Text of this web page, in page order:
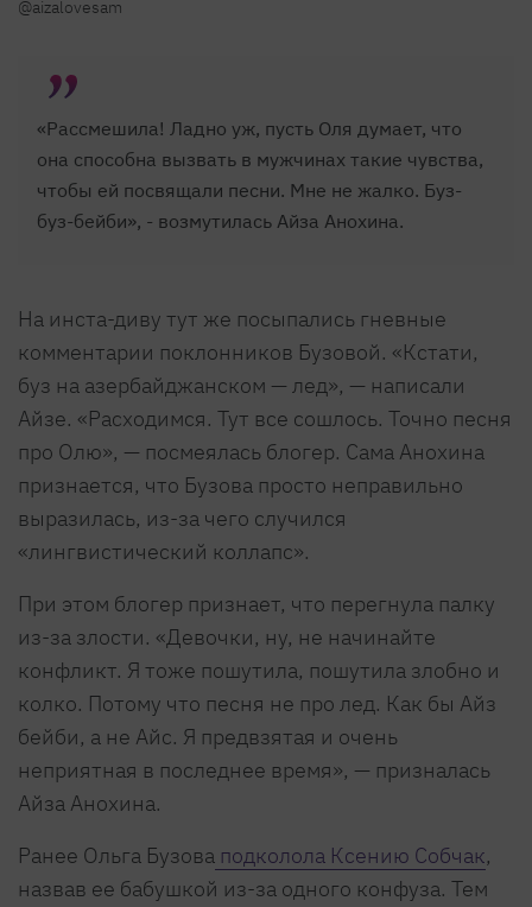
@aizalovesam
«Рассмешила! Ладно уж, пусть Оля думает, что
она способна вызвать в мужчинах такие чувства,
чтобы ей посвящали песни. Мне не жалко. Буз-
буз-бейби», - возмутилась Айза Анохина.
На инста-диву тут же посыпались гневные
комментарии поклонников Бузовой. «Кстати,
буз на азербайджанском — лед», — написали
Айзе. «Расходимся. Тут все сошлось. Точно песня
про Олю», — посмеялась блогер. Сама Анохина
признается, что Бузова просто неправильно
выразилась, из-за чего случился
«лингвистический коллапс».
При этом блогер признает, что перегнула палку
из-за злости. «Девочки, ну, не начинайте
конфликт. Я тоже пошутила, пошутила злобно и
колко. Потому что песня не про лед. Как бы Айз
бейби, а не Айс. Я предвзятая и очень
неприятная в последнее время», — призналась
Айза Анохина.
Ранее Ольга Бузова подколола Ксению Собчак,
назвав ее бабушкой из-за одного конфуза. Тем